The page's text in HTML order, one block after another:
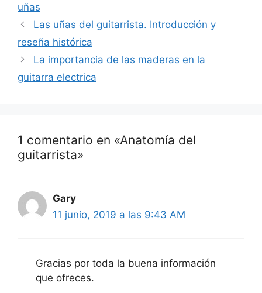
uñas
Las uñas del guitarrista. Introducción y
reseña histórica
La importancia de las maderas en la
guitarra electrica
1 comentario en «Anatomía del
guitarrista»
Gary
11 junio, 2019 a las 9:43 AM
Gracias por toda la buena información
que ofreces.